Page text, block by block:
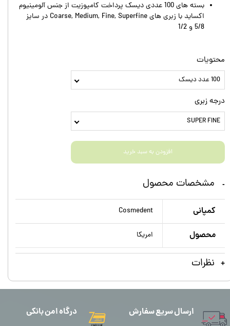
بسته های 100 عددی دیسک پرداخت کامپوزیت از جنس آلومینیوم
اکساید با زبری های Coarse, Medium, Fine, Superfine در سایز
5/8 و 1/2
محتویات
100 عدد دیسک
درجه زبری
SUPER FINE
افزودن به سبد خرید
مشخصات محصول
کمپانی Cosmedent
محصول امریکا
نظرات
ارسال سریع سفارش درگاه امن بانکی